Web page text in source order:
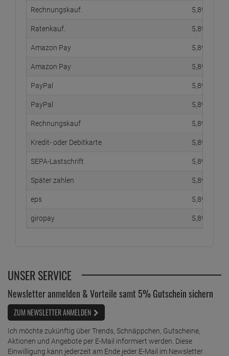
Rechnungskauf. 5, 89
Ratenkauf. 5, 89
Amazon Pay 5, 89
Amazon Pay 5, 89
PayPal 5, 89
PayPal 5, 89
Rechnungskauf 5, 89
Kredit- oder Debitkarte 5, 89
SEPA-Lastschrift 5, 89
Später zahlen 5, 89
eps 5, 89
giropay 5, 89
UNSER SERVICE
Newsletter anmelden & Vorteile samt 5% Gutschein sichern
ZUM NEWSLETTER ANMELDEN
Ich möchte zukünftig über Trends, Schnäppchen, Gutscheine,
Aktionen und Angebote per E-Mail informiert werden. Diese
Einwilligung kann jederzeit am Ende jeder E-Mail im Newsletter